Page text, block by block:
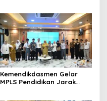
Kemendikdasmen Gelar
MPLS Pendidikan Jarak